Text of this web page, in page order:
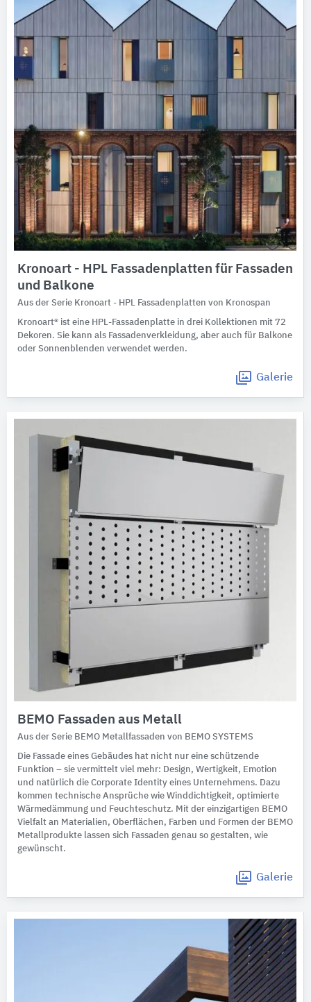
Kronoart​ - HPL Fassadenplatten für Fassaden
und Balkone
Aus der Serie Kronoart - HPL Fassadenplatten von Kronospan
Kronoart® ist eine HPL-Fassadenplatte in drei Kollektionen mit 72
Dekoren. Sie kann als Fassadenverkleidung, aber auch für Balkone
oder Sonnenblenden verwendet werden.
Galerie
BEMO Fassaden aus Metall
Aus der Serie BEMO Metallfassaden von BEMO SYSTEMS
Die Fassade eines Gebäudes hat nicht nur eine schützende
Funktion – sie vermittelt viel mehr: Design, Wertigkeit, Emotion
und natürlich die Corporate Identity eines Unternehmens. Dazu
kommen technische Ansprüche wie Winddichtigkeit, optimierte
Wärmedämmung und Feuchteschutz. Mit der einzigartigen BEMO
Vielfalt an Materialien, Oberflächen, Farben und Formen der BEMO
Metallprodukte lassen sich Fassaden genau so gestalten, wie
gewünscht.
Galerie